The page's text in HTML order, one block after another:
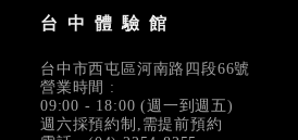
台中體驗館
台中市西屯區河南路四段66號
營業時間 :
09:00 - 18:00 (週一到週五)
週六採預約制,需提前預約